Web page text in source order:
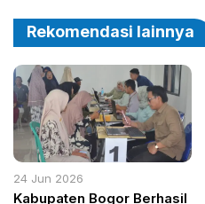
Rekomendasi lainnya
24 Jun 2026
Kabupaten Bogor Berhasil